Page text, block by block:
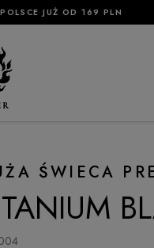
JUŻ OD 169 PLN
ŚWIECA